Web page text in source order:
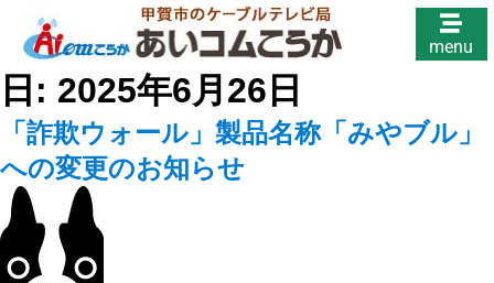
menu
日: 2025年6月26日
「詐欺ウォール」製品名称「みやブル」
への変更のお知らせ